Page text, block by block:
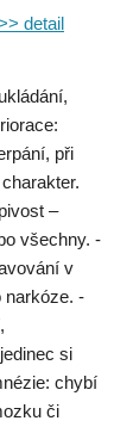
detail
při
–
všechny. -
v
narkóze. -
si
chybí
či